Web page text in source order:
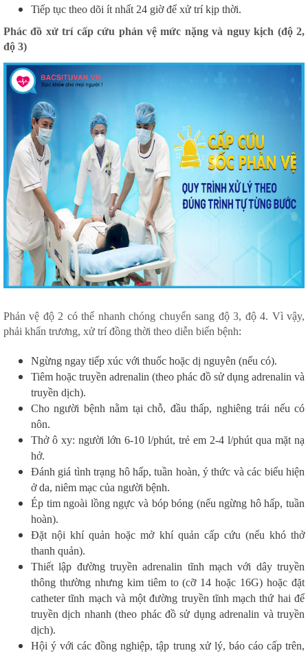
Tiếp tục theo dõi ít nhất 24 giờ để xử trí kịp thời.
Phác đồ xử trí cấp cứu phản vệ mức nặng và nguy kịch (độ 2,
độ 3)
Phản vệ độ 2 có thể nhanh chóng chuyển sang độ 3, độ 4. Vì vậy,
phải khẩn trương, xử trí đồng thời theo diễn biến bệnh:
Ngừng ngay tiếp xúc với thuốc hoặc dị nguyên (nếu có).
Tiêm hoặc truyền adrenalin (theo phác đồ sử dụng adrenalin và
truyền dịch).
Cho người bệnh nằm tại chỗ, đầu thấp, nghiêng trái nếu có
nôn.
Thở ô xy: người lớn 6-10 l/phút, trẻ em 2-4 l/phút qua mặt nạ
hở.
Đánh giá tình trạng hô hấp, tuần hoàn, ý thức và các biểu hiện
ở da, niêm mạc của người bệnh.
Ép tim ngoài lồng ngực và bóp bóng (nếu ngừng hô hấp, tuần
hoàn).
Đặt nội khí quản hoặc mở khí quản cấp cứu (nếu khó thở
thanh quản).
Thiết lập đường truyền adrenalin tĩnh mạch với dây truyền
thông thường nhưng kim tiêm to (cỡ 14 hoặc 16G) hoặc đặt
catheter tĩnh mạch và một đường truyền tĩnh mạch thứ hai để
truyền dịch nhanh (theo phác đồ sử dụng adrenalin và truyền
dịch).
Hội ý với các đồng nghiệp, tập trung xử lý, báo cáo cấp trên,